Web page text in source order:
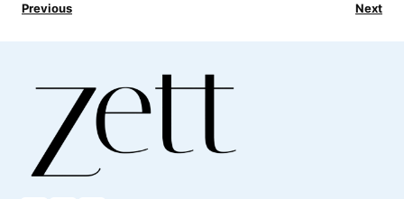
Previous Next